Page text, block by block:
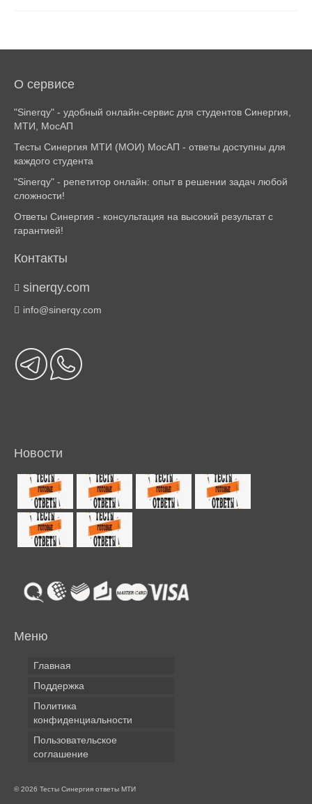
О сервисе
"Sinerqy" - удобный онлайн-сервис для студентов Синергия,
МТИ, МосАП
Тесты Синергия МТИ (МОИ) МосАП - ответы доступны для
каждого студента
"Sinerqy" - репетитор онлайн: опыт в решении задач любой
сложности!
Ответы Синергия - консультация на высокий результат с
гарантией!
Контакты
sinerqy.com
info@sinerqy.com
Новости
Меню
Главная
Поддержка
Политика
конфиденциальности
Пользовательское
соглашение
© 2026 Тесты Синергия ответы МТИ